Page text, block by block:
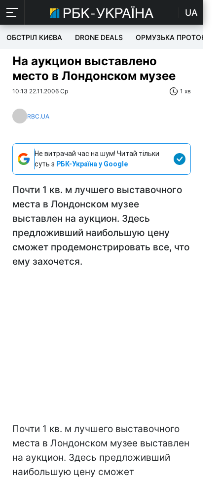
UA
ОБСТРІЛ КИЄВА DRONE DEALS ОРМУЗЬКА ПРОТОКА
На аукцион выставлено
место в Лондонском музее
10:13 22.11.2006 Ср 1 хв
RBC.UA
Не витрачай час на шум! Читай тільки
суть з РБК-Україна у Google
Почти 1 кв. м лучшего выставочного
места в Лондонском музее
выставлен на аукцион. Здесь
предложивший наибольшую цену
сможет продемонстрировать все, что
ему захочется.
Почти 1 кв. м лучшего выставочного
места в Лондонском музее выставлен
на аукцион. Здесь предложивший
наибольшую цену сможет